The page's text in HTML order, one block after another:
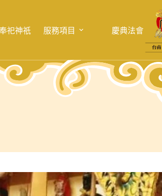
祀神祇 服務項目 慶典法會